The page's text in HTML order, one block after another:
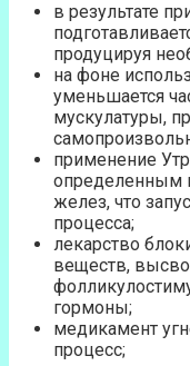
в результате
продуцируя
на фоне
уменьшается
мускулатуры,
применение
определенным
желез, что
процесса;
лекарство
веществ,
гормоны;
медикамент
процесс;